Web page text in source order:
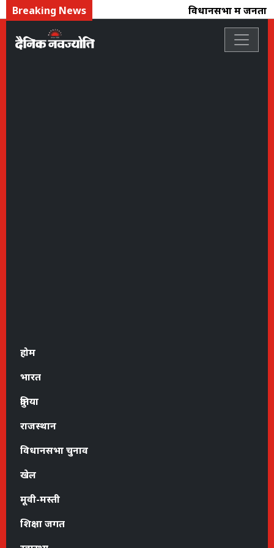
Breaking News विधानसभा में जनता
होम
भारत
दुनिया
राजस्थान
विधानसभा चुनाव
खेल
मूवी-मस्ती
शिक्षा जगत